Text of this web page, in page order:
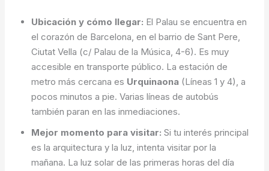
Ubicación y cómo llegar: El Palau se encuentra en
el corazón de Barcelona, en el barrio de Sant Pere,
Ciutat Vella (c/ Palau de la Música, 4-6). Es muy
accesible en transporte público. La estación de
metro más cercana es Urquinaona (Líneas 1 y 4), a
pocos minutos a pie. Varias líneas de autobús
también paran en las inmediaciones.
Mejor momento para visitar: Si tu interés principal
es la arquitectura y la luz, intenta visitar por la
mañana. La luz solar de las primeras horas del día